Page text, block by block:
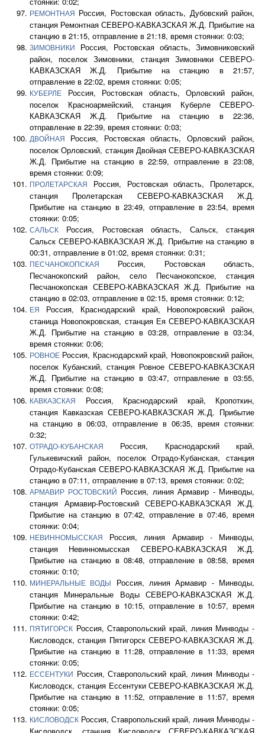
РЕМОНТНАЯ
Россия, Ростовская область, Дубовский район,
станция Ремонтная СЕВЕРО-КАВКАЗСКАЯ Ж.Д. Прибытие на
станцию в 21:15, отправление в 21:18, время стоянки: 0:03;
ЗИМОВНИКИ
Россия, Ростовская область, Зимовниковский
район, поселок Зимовники, станция Зимовники СЕВЕРО-
КАВКАЗСКАЯ Ж.Д. Прибытие на станцию в 21:57,
отправление в 22:02, время стоянки: 0:05;
КУБЕРЛЕ
Россия, Ростовская область, Орловский район,
поселок Красноармейский, станция Куберле СЕВЕРО-
КАВКАЗСКАЯ Ж.Д. Прибытие на станцию в 22:36,
отправление в 22:39, время стоянки: 0:03;
ДВОЙНАЯ
Россия, Ростовская область, Орловский район,
поселок Орловский, станция Двойная СЕВЕРО-КАВКАЗСКАЯ
Ж.Д. Прибытие на станцию в 22:59, отправление в 23:08,
время стоянки: 0:09;
ПРОЛЕТАРСКАЯ
Россия, Ростовская область, Пролетарск,
станция Пролетарская СЕВЕРО-КАВКАЗСКАЯ Ж.Д.
Прибытие на станцию в 23:49, отправление в 23:54, время
стоянки: 0:05;
САЛЬСК
Россия, Ростовская область, Сальск, станция
Сальск СЕВЕРО-КАВКАЗСКАЯ Ж.Д. Прибытие на станцию в
00:31, отправление в 01:02, время стоянки: 0:31;
ПЕСЧАНОКОПСКАЯ
Россия, Ростовская область,
Песчанокопский район, село Песчанокопское, станция
Песчанокопская СЕВЕРО-КАВКАЗСКАЯ Ж.Д. Прибытие на
станцию в 02:03, отправление в 02:15, время стоянки: 0:12;
ЕЯ
Россия, Краснодарский край, Новопокровский район,
станица Новопокровская, станция Ея СЕВЕРО-КАВКАЗСКАЯ
Ж.Д. Прибытие на станцию в 03:28, отправление в 03:34,
время стоянки: 0:06;
РОВНОЕ Россия, Краснодарский край, Новопокровский район,
поселок Кубанский, станция Ровное СЕВЕРО-КАВКАЗСКАЯ
Ж.Д. Прибытие на станцию в 03:47, отправление в 03:55,
время стоянки: 0:08;
КАВКАЗСКАЯ
Россия, Краснодарский край, Кропоткин,
станция Кавказская СЕВЕРО-КАВКАЗСКАЯ Ж.Д. Прибытие
на станцию в 06:03, отправление в 06:35, время стоянки:
0:32;
ОТРАДО-КУБАНСКАЯ
Россия, Краснодарский край,
Гулькевичский район, поселок Отрадо-Кубанская, станция
Отрадо-Кубанская СЕВЕРО-КАВКАЗСКАЯ Ж.Д. Прибытие на
станцию в 07:11, отправление в 07:13, время стоянки: 0:02;
АРМАВИР РОСТОВСКИЙ
Россия, линия Армавир - Минводы,
станция Армавир-Ростовский СЕВЕРО-КАВКАЗСКАЯ Ж.Д.
Прибытие на станцию в 07:42, отправление в 07:46, время
стоянки: 0:04;
НЕВИННОМЫССКАЯ
Россия, линия Армавир - Минводы,
станция Невинномысская СЕВЕРО-КАВКАЗСКАЯ Ж.Д.
Прибытие на станцию в 08:48, отправление в 08:58, время
стоянки: 0:10;
МИНЕРАЛЬНЫЕ ВОДЫ
Россия, линия Армавир - Минводы,
станция Минеральные Воды СЕВЕРО-КАВКАЗСКАЯ Ж.Д.
Прибытие на станцию в 10:15, отправление в 10:57, время
стоянки: 0:42;
ПЯТИГОРСК Россия, Ставропольский край, линия Минводы -
Кисловодск, станция Пятигорск СЕВЕРО-КАВКАЗСКАЯ Ж.Д.
Прибытие на станцию в 11:28, отправление в 11:33, время
стоянки: 0:05;
ЕССЕНТУКИ
Россия, Ставропольский край, линия Минводы -
Кисловодск, станция Ессентуки СЕВЕРО-КАВКАЗСКАЯ Ж.Д.
Прибытие на станцию в 11:52, отправление в 11:57, время
стоянки: 0:05;
КИСЛОВОДСК Россия, Ставропольский край, линия Минводы -